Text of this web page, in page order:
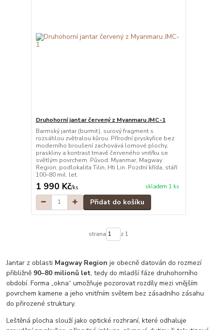
Druhohorní jantar červený z Myanmaru JMC-1
Barmský jantar (burmit), surový fragment s
rozsáhlou zvětralou kůrou. Přírodní pryskyřice bez
moderního broušení zachovává lomové plochy,
praskliny a kontrast tmavě červeného vnitřku se
světlým povrchem. Původ: Myanmar, Magway
Region, podlokalita Tilin, Hti Lin. Pozdní křída, stáří
100–80 mil. let.
1 990 Kč/ks skladem 1 ks
Přidat do košíku
strana z 1
Jantar z oblasti Magway Region je obecně datován do rozmezí
přibližně 90–80 milionů let, tedy do mladší fáze druhohorního
období. Forma „okna“ umožňuje pozorovat rozdíly mezi vnějším
povrchem kamene a jeho vnitřním světem bez zásadního zásahu
do přirozené struktury.
Leštěná plocha slouží jako optické rozhraní, které odhaluje